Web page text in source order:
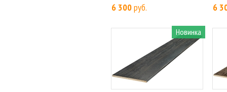
6 300руб. 6
Новинка